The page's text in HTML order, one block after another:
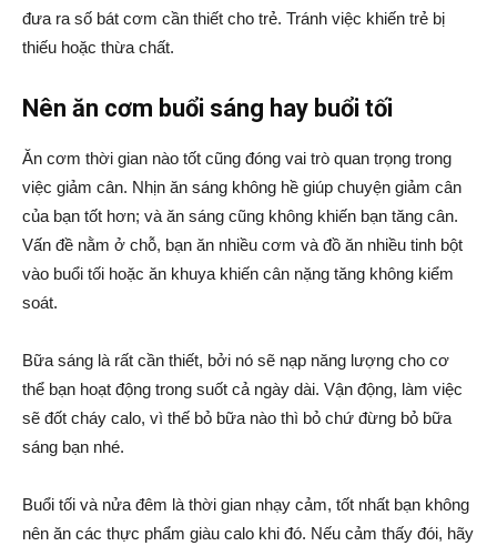
đưa ra số bát cơm cần thiết cho trẻ. Tránh việc khiến trẻ bị
thiếu hoặc thừa chất.
Nên ăn cơm buổi sáng hay buổi tối
Ăn cơm thời gian nào tốt cũng đóng vai trò quan trọng trong
việc giảm cân. Nhịn ăn sáng không hề giúp chuyện giảm cân
của bạn tốt hơn; và ăn sáng cũng không khiến bạn tăng cân.
Vấn đề nằm ở chỗ, bạn ăn nhiều cơm và đồ ăn nhiều tinh bột
vào buổi tối hoặc ăn khuya khiến cân nặng tăng không kiểm
soát.
Bữa sáng là rất cần thiết, bởi nó sẽ nạp năng lượng cho cơ
thể bạn hoạt động trong suốt cả ngày dài. Vận động, làm việc
sẽ đốt cháy calo, vì thế bỏ bữa nào thì bỏ chứ đừng bỏ bữa
sáng bạn nhé.
Buổi tối và nửa đêm là thời gian nhạy cảm, tốt nhất bạn không
nên ăn các thực phẩm giàu calo khi đó. Nếu cảm thấy đói, hãy